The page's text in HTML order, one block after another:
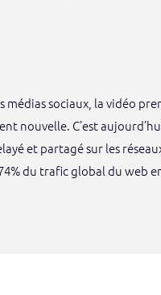
médias sociaux, la vidéo
nouvelle. C’est
et partagé sur les
du trafic global du web